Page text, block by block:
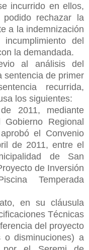
incurrido en ellos,
rechazar la
a la indemnización
del
la demandada.
al análisis del
sentencia de primer
recurrida,
los siguientes:
2011, mediante
Regional
el Convenio
de 2011, entre el
de San
de Inversión
Temperada
en su cláusula
Técnicas
del proyecto
o disminuciones) a